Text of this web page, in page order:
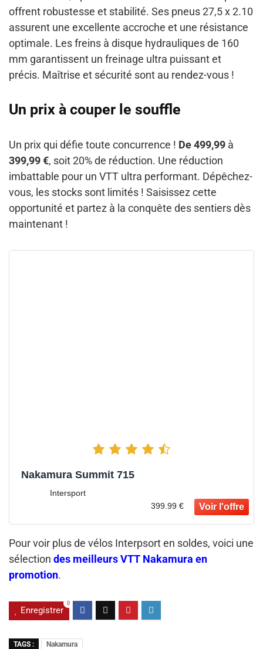
offrent robustesse et stabilité. Ses pneus 27,5 x 2.10
assurent une excellente accroche et une résistance
optimale. Les freins à disque hydrauliques de 160
mm garantissent un freinage ultra puissant et
précis. Maîtrise et sécurité sont au rendez-vous !
Un prix à couper le souffle
Un prix qui défie toute concurrence ! De 499,99 à
399,99 €, soit 20% de réduction. Une réduction
imbattable pour un VTT ultra performant. Dépêchez-
vous, les stocks sont limités ! Saisissez cette
opportunité et partez à la conquête des sentiers dès
maintenant !
Nakamura Summit 715
Intersport
399.99 €
Pour voir plus de vélos Interpsort en soldes, voici une
sélection des meilleurs VTT Nakamura en
promotion.
Enregistrer
0
TAGS : Nakamura